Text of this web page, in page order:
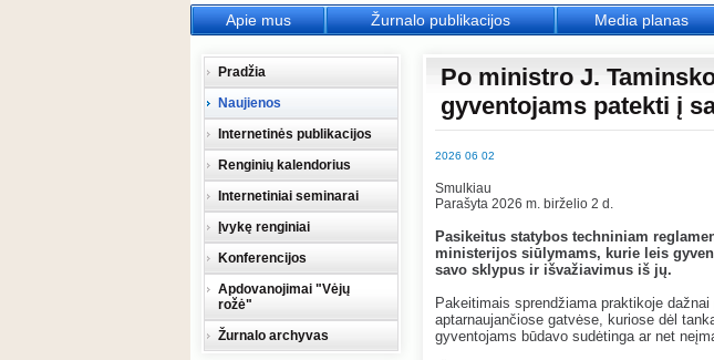
Po ministro J.
gyventojams patekti į
2026 06 02
Smulkiau
Parašyta 2026 m. birželio 2 d.
Pasikeitus statybos techniniam
ministerijos siūlymams, kurie leis
savo sklypus ir išvažiavimus iš jų.
Pakeitimais sprendžiama praktikoje
aptarnaujančiose gatvėse, kuriose dėl
gyventojams būdavo sudėtinga ar net
Pradžia
Naujienos
Internetinės publikacijos
Renginių kalendorius
Internetiniai seminarai
Įvykę renginiai
Konferencijos
Apdovanojimai "Vėjų
rožė"
Žurnalo archyvas
Apie mus Žurnalo publikacijos Media planas